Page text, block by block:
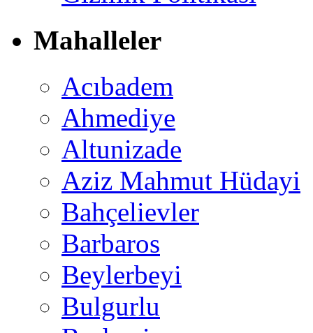
Mahalleler
Acıbadem
Ahmediye
Altunizade
Aziz Mahmut Hüdayi
Bahçelievler
Barbaros
Beylerbeyi
Bulgurlu